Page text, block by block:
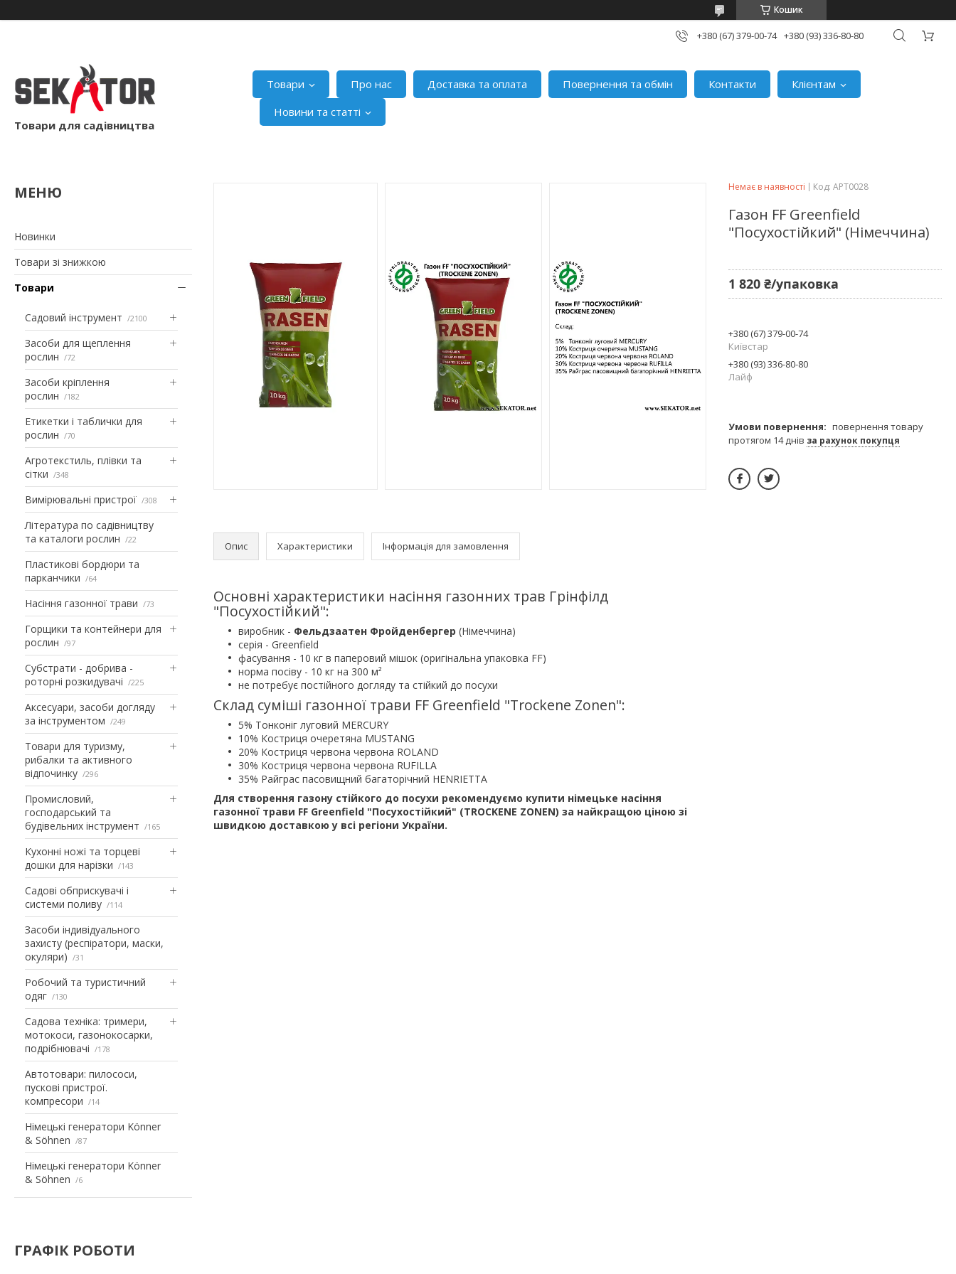
Кошик
+380 (67) 379-00-74 +380 (93) 336-80-80
Товари для садівництва
Товари Про нас Доставка та оплата Повернення та обмін Контакти
Клієнтам
Новини та статті
Новинки
Товари зі знижкою
Товари
Садовий інструмент 2100
Засоби для щеплення
рослин
72
Засоби кріплення
рослин
182
Етикетки і таблички для
рослин
70
Агротекстиль, плівки та
сітки
348
Вимірювальні пристрої 308
Література по садівництву
та каталоги рослин
22
Пластикові бордюри та
парканчики
64
Насіння газонної трави 73
Горщики та контейнери для
рослин
97
Субстрати - добрива -
роторні розкидувачі
225
Аксесуари, засоби догляду
за інструментом
249
Товари для туризму,
рибалки та активного
відпочинку
296
Промисловий,
господарський та
будівельних інструмент
165
Кухонні ножі та торцеві
дошки для нарізки
143
Садові обприскувачі і
системи поливу
114
Засоби індивідуального
захисту (респіратори, маски,
окуляри)
31
Робочий та туристичний
одяг
130
Садова техніка: тримери,
мотокоси, газонокосарки,
подрібнювачі
178
Автотовари: пилососи,
пускові пристрої.
компресори
14
Німецькі генератори Könner
& Söhnen
87
Німецькі генератори Könner
& Söhnen
6
ГРАФІК РОБОТИ
Опис Характеристики Інформація для замовлення
Основні характеристики насіння газонних трав Грінфілд
"Посухостійкий":
виробник - Фельдзаатен Фройденбергер (Німеччина)
серія - Greenfield
фасування - 10 кг в паперовий мішок (оригінальна упаковка FF)
норма посіву - 10 кг на 300 м²
не потребує постійного догляду та стійкий до посухи
Склад суміші газонної трави FF Greenfield "Trockene Zonen":
5% Тонконіг луговий MERCURY
10% Костриця очеретяна MUSTANG
20% Костриця червона червона ROLAND
30% Костриця червона червона RUFILLA
35% Райграс пасовищний багаторічний HENRIETTA
Для створення газону стійкого до посухи рекомендуємо купити німецьке насіння
газонної трави FF Greenfield "Посухостійкий" (TROCKENE ZONEN) за найкращою ціною зі
швидкою доставкою у всі регіони України.
Немає в наявності Код: АРТ0028
Газон FF Greenfield
"Посухостійкий" (Німеччина)
1 820 ₴/упаковка
+380 (67) 379-00-74
Київстар
+380 (93) 336-80-80
Лайф
повернення товару
протягом 14 днів за рахунок покупця